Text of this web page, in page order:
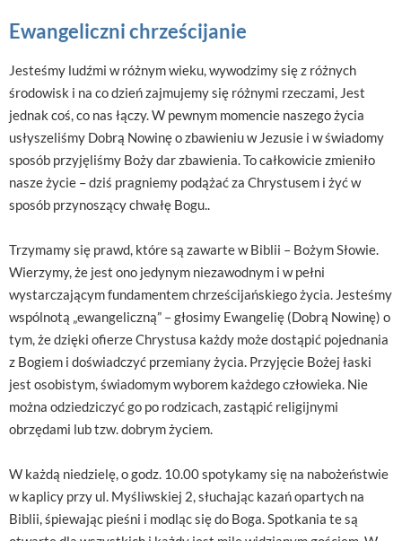
Ewangeliczni chrześcijanie
​Jesteśmy ludźmi w różnym wieku, wywodzimy się z różnych
środowisk i na co dzień zajmujemy się różnymi rzeczami, Jest
jednak coś, co nas łączy. W pewnym momencie naszego życia
usłyszeliśmy Dobrą Nowinę o zbawieniu w Jezusie i w świadomy
sposób przyjęliśmy Boży dar zbawienia. To całkowicie zmieniło
nasze życie – dziś pragniemy podążać za Chrystusem i żyć w
sposób przynoszący chwałę Bogu..
Trzymamy się prawd, które są zawarte w Biblii – Bożym Słowie.
Wierzymy, że jest ono jedynym niezawodnym i w pełni
wystarczającym fundamentem chrześcijańskiego życia. Jesteśmy
wspólnotą „ewangeliczną” – głosimy Ewangelię (Dobrą Nowinę) o
tym, że dzięki ofierze Chrystusa każdy może dostąpić pojednania
z Bogiem i doświadczyć przemiany życia. Przyjęcie Bożej łaski
jest osobistym, świadomym wyborem każdego człowieka. Nie
można odziedziczyć go po rodzicach, zastąpić religijnymi
obrzędami lub tzw. dobrym życiem.
W każdą niedzielę, o godz. 10.00 spotykamy się na nabożeństwie
w kaplicy przy ul. Myśliwskiej 2, słuchając kazań opartych na
Biblii, śpiewając pieśni i modląc się do Boga. Spotkania te są